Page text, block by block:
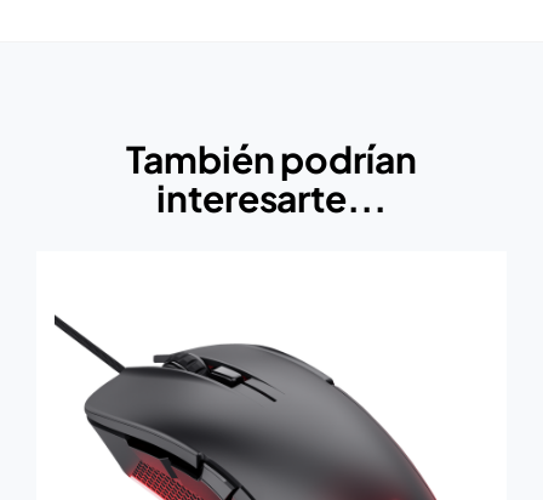
También podrían
interesarte...